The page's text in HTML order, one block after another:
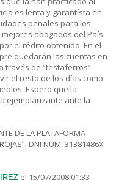
es lenta y garantísta en
penales para los
abogados del País
el rédito obtenido. En el
quedarán las cuentas en
través de “testaferros”
el resto de los días como
Espero que la
ejemplarizante ante la
DE LA PLATAFORMA
DNI NUM. 31381486X
el 15/07/2008 01:33